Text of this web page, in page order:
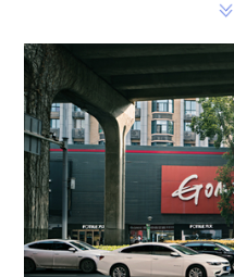
10月14日北京新增本土